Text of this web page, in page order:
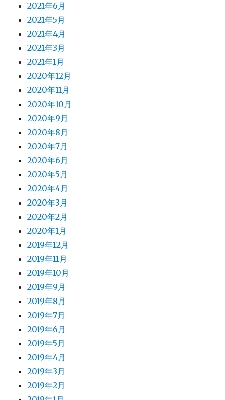
2021年6月
2021年5月
2021年4月
2021年3月
2021年1月
2020年12月
2020年11月
2020年10月
2020年9月
2020年8月
2020年7月
2020年6月
2020年5月
2020年4月
2020年3月
2020年2月
2020年1月
2019年12月
2019年11月
2019年10月
2019年9月
2019年8月
2019年7月
2019年6月
2019年5月
2019年4月
2019年3月
2019年2月